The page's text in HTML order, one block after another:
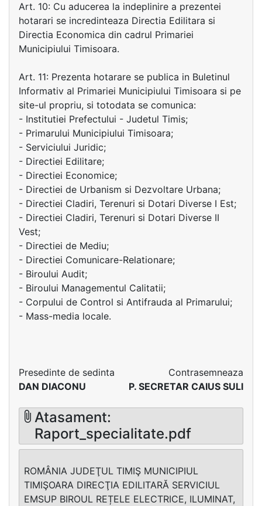
Art. 10: Cu aducerea la indeplinire a prezentei
hotarari se incredinteaza Directia Edilitara si
Directia Economica din cadrul Primariei
Municipiului Timisoara.
Art. 11: Prezenta hotarare se publica in Buletinul
Informativ al Primariei Municipiului Timisoara si pe
site-ul propriu, si totodata se comunica:
- Institutiei Prefectului - Judetul Timis;
- Primarului Municipiului Timisoara;
- Serviciului Juridic;
- Directiei Edilitare;
- Directiei Economice;
- Directiei de Urbanism si Dezvoltare Urbana;
- Directiei Cladiri, Terenuri si Dotari Diverse I Est;
- Directiei Cladiri, Terenuri si Dotari Diverse II
Vest;
- Directiei de Mediu;
- Directiei Comunicare-Relationare;
- Biroului Audit;
- Biroului Managementul Calitatii;
- Corpului de Control si Antifrauda al Primarului;
- Mass-media locale.
Presedinte de sedinta
DAN DIACONU
Contrasemneaza
P. SECRETAR CAIUS SULI
Atasament:
Raport_specialitate.pdf
ROMÂNIA JUDEŢUL TIMIŞ MUNICIPIUL
TIMIŞOARA DIRECŢIA EDILITARĂ SERVICIUL
EMSUP BIROUL REȚELE ELECTRICE, ILUMINAT,